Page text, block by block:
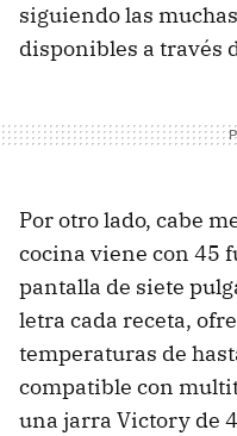
siguiendo las
disponibles a través
Por otro lado, cabe
cocina viene con 45
pantalla de siete
letra cada receta,
temperaturas de
compatible con
una jarra Victory de